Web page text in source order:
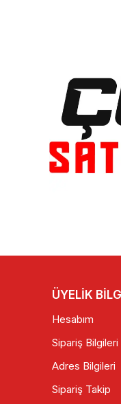
CG ALT PILATİN
ÜYELİK
Hesabım
Sipariş Bilgileri
Adres Bilgileri
Sipariş Takip